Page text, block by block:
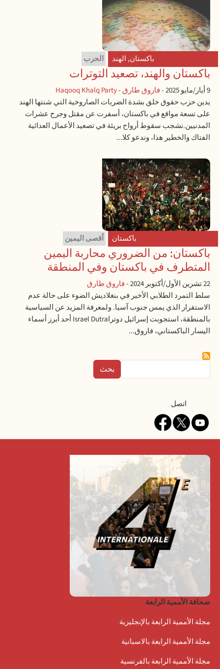
باكستان, الهند الحرب
باكستان والهند، تصعيد التوترات
9 أيار/مايو 2025 -فاروق طارق-
Haqooq Khalq Party
يدين حزب حقوق خلق بشدة الضربات الصاروخية التي شنتها الهند
على تسعة مواقع في باكستان، أسفرت عن مقتل وجرح عشرات
المدنيين.نشجب سقوط أرواح بريئة في تصعيد الأعمال العدائية
الفتاك والخطير هذا، وندعو كلا...
باكستان أقصى اليمين
باكستان: من الضروري محاربة اليمين
المتطرف في باكستان وفي المنطقة
22 تشرين الأول/أكتوبر 2024 -فاروق طارق
سلط التمرد الطلابي الأخير في بنغلاديش الضوء على حالة عدم
الاستقرار الذي يمس جنوب آسيا. ولمعرفة المزيد عن السياسية
بالمنطقة، استجوبت إسرائيل دوتراIsrael Dutra أحد أبرز أسماء
اليسار الباكستاني، فاروق...
Contactاتصل
صحافة الأممية الرابعة
مجلة الأممية الرابعة بالإنجليزية
مجلة الأممية الرابعة بالاسبانية
مجلة الأممية الرابعة بالفرنسية